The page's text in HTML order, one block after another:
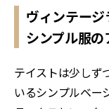
ヴィンテー
シンプル服の
テイストは少しず
いるシンプルベー